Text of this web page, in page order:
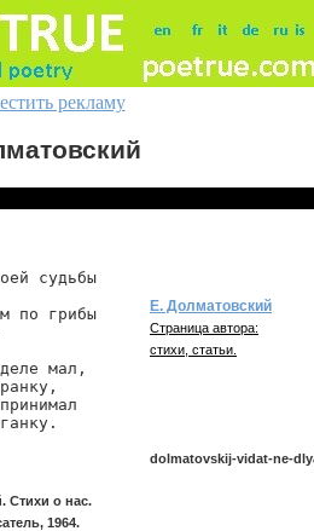
рекламу
судьбы
по грибы
мал,
Стихи о нас.
1964.
Е. Долматовский
Страница автора:
стихи, статьи.
dolmatovskij-vidat-ne-